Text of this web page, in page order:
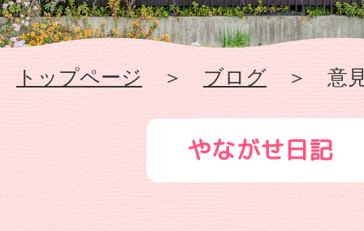
-
幼
保
連
トップページ ＞ ブログ ＞ 意見
やながせ日記